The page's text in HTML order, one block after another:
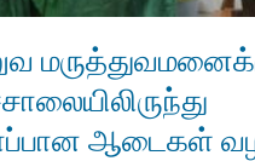
ஆடைகள்